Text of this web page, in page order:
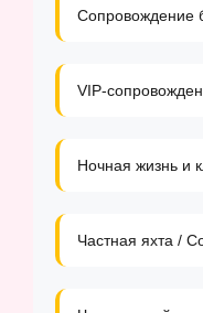
Сопровождение
VIP-
Ночная жизнь и
Частная яхта /